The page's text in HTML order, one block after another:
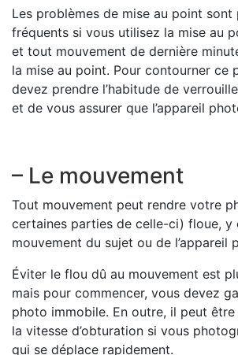
Les problèmes de mise au point
fréquents si vous utilisez la mise au
et tout mouvement de dernière
la mise au point. Pour contourner ce
devez prendre l’habitude de
et de vous assurer que l’appareil
– Le mouvement
Tout mouvement peut rendre votre
certaines parties de celle-ci) floue, y
mouvement du sujet ou de l’appareil
Éviter le flou dû au mouvement est
mais pour commencer, vous devez
photo immobile. En outre, il peut être
la vitesse d’obturation si vous
qui se déplace rapidement.